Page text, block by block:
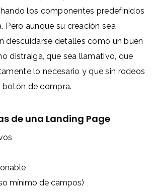
los componentes predefinidos
Pero aunque su creación sea
descuidarse detalles como un buen
distraiga, que sea llamativo, que
lo necesario y que sin rodeos
botón de compra.
de una Landing Page
mínimo de campos)